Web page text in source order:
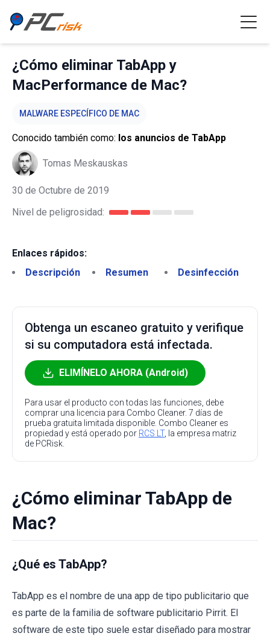
¿Cómo eliminar TabApp y
MacPerformance de Mac?
MALWARE ESPECÍFICO DE MAC
Conocido también como: los anuncios de TabApp
Tomas Meskauskas
30 de Octubre de 2019
Nivel de peligrosidad:
Enlaces rápidos:
Descripción
Resumen Desinfección
Obtenga un escaneo gratuito y verifique
si su computadora está infectada.
ELIMÍNELO AHORA (Android)
Para usar el producto con todas las funciones, debe
comprar una licencia para Combo Cleaner. 7 días de
prueba gratuita limitada disponible. Combo Cleaner es
propiedad y está operado por RCS LT, la empresa matriz
de PCRisk.
¿Cómo eliminar TabApp de
Mac?
¿Qué es TabApp?
TabApp es el nombre de una app de tipo publicitario que
es parte de la familia de software publicitario Pirrit. El
software de este tipo suele estar diseñado para mostrar